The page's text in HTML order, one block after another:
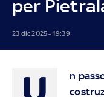
per
23 dic 2025 - 19:39
n